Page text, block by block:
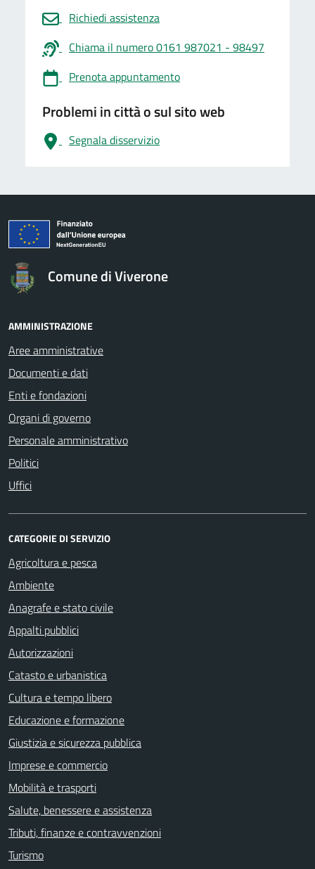
Richiedi assistenza
Chiama il numero 0161 987021 - 98497
Prenota appuntamento
Problemi in città o sul sito web
Segnala disservizio
logo Unione Europea
Comune di Viverone
AMMINISTRAZIONE
Aree amministrative
Documenti e dati
Enti e fondazioni
Organi di governo
Personale amministrativo
Politici
Uffici
CATEGORIE DI SERVIZIO
Agricoltura e pesca
Ambiente
Anagrafe e stato civile
Appalti pubblici
Autorizzazioni
Catasto e urbanistica
Cultura e tempo libero
Educazione e formazione
Giustizia e sicurezza pubblica
Imprese e commercio
Mobilità e trasporti
Salute, benessere e assistenza
Tributi, finanze e contravvenzioni
Turismo